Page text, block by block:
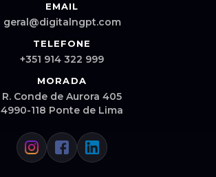
EMAIL
geral@digitalngpt.com
TELEFONE
+351 914 322 999
MORADA
R. Conde de Aurora 405
4990-118 Ponte de Lima